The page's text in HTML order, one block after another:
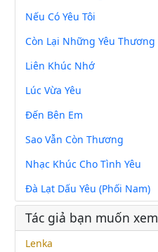
Nếu Có Yêu Tôi
Còn Lại Những Yêu Thương
Liên Khúc Nhớ
Lúc Vừa Yêu
Đến Bên Em
Sao Vẫn Còn Thương
Nhạc Khúc Cho Tình Yêu
Đà Lạt Dấu Yêu (Phối Nam)
Tác giả bạn muốn xem
Lenka